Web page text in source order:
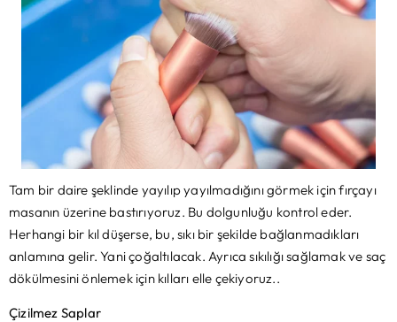
Tam bir daire şeklinde yayılıp yayılmadığını görmek için fırçayı
masanın üzerine bastırıyoruz. Bu dolgunluğu kontrol eder.
Herhangi bir kıl düşerse, bu, sıkı bir şekilde bağlanmadıkları
anlamına gelir. Yani çoğaltılacak. Ayrıca sıkılığı sağlamak ve saç
dökülmesini önlemek için kılları elle çekiyoruz..
Çizilmez Saplar